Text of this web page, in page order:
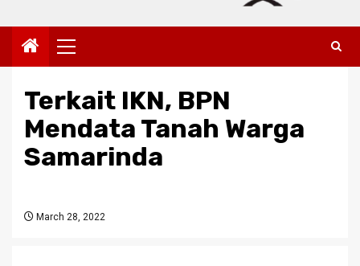
Primary
Menu
Terkait IKN, BPN
Mendata Tanah Warga
Samarinda
March 28, 2022